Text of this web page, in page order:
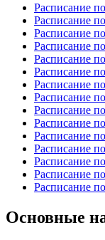
Расписание
Расписание
Расписание
Расписание
Расписание
Расписание
Расписание
Расписание
Расписание
Расписание
Расписание
Расписание
Расписание
Расписание
Расписание
Основные